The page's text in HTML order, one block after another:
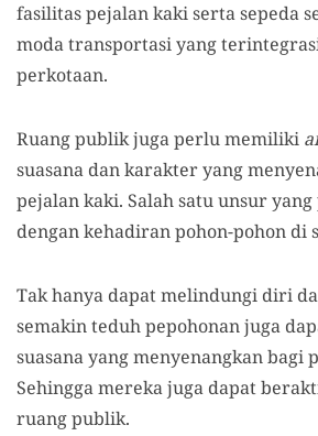
fasilitas pejalan kaki serta sepeda
moda transportasi yang
perkotaan.
Ruang publik juga perlu memiliki
suasana dan karakter yang
pejalan kaki. Salah satu unsur
dengan kehadiran pohon-pohon di
Tak hanya dapat melindungi diri
semakin teduh pepohonan juga
suasana yang menyenangkan bagi
Sehingga mereka juga dapat
ruang publik.